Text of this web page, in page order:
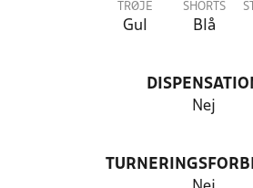
TRØJE
Gul
SHORTS
Blå
Nej